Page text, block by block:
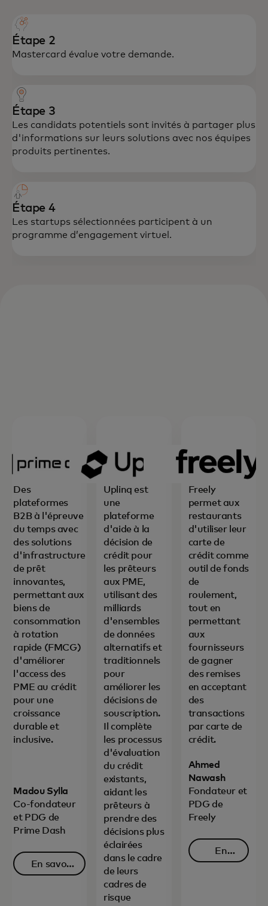
Étape 2
Mastercard évalue votre demande.
Étape 3
Les candidats potentiels sont invités à partager plus
d'informations sur leurs solutions avec nos équipes
produits pertinentes.
Étape 4
Les startups sélectionnées participent à un
programme d’engagement virtuel.
Des
plateformes
B2B à l'épreuve
du temps avec
des solutions
d'infrastructure
de prêt
innovantes,
permettant aux
biens de
consommation
à rotation
rapide (FMCG)
d'améliorer
l'access des
PME au crédit
pour une
croissance
durable et
inclusive.
Madou Sylla
Co-fondateur
et PDG de
Prime Dash
En savoir
s’ouvre dans un nouvel onglet
Uplinq est
une
plateforme
d'aide à la
décision de
crédit pour
les prêteurs
aux PME,
utilisant des
milliards
d'ensembles
de données
alternatifs et
traditionnels
pour
améliorer les
décisions de
souscription.
Il complète
les processus
d'évaluation
du crédit
existants,
aidant les
prêteurs à
prendre des
décisions plus
éclairées
dans le cadre
de leurs
cadres de
risque
Freely
permet aux
restaurants
d'utiliser leur
carte de
crédit comme
outil de fonds
de
roulement,
tout en
permettant
aux
fournisseurs
de gagner
des remises
en acceptant
des
transactions
par carte de
crédit.
Ahmed
Nawash
Fondateur et
PDG de
Freely
En